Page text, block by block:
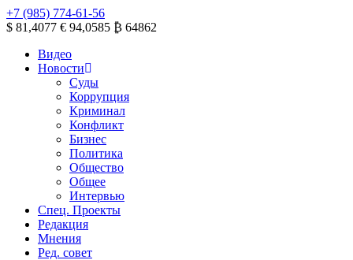
+7 (985) 774-61-56
$ 81,4077 € 94,0585 ₿ 64862
Видео
Новости
Суды
Коррупция
Криминал
Конфликт
Бизнес
Политика
Общество
Общее
Интервью
Спец. Проекты
Редакция
Мнения
Ред. совет